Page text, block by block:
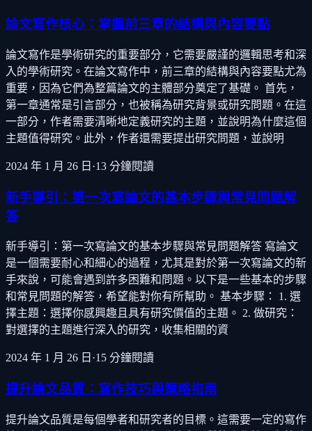
論文寫作核心：掌握前三章的結構與內容要點
論文寫作是學術研究的重要部分，它需要嚴謹的邏輯思考和深
入的學術研究。在論文寫作中，前三章的結構與內容要點尤為
重要，因為它們為整篇論文的主體部分奠定了基礎。 首先，
第一章通常是引言部分，也被稱為研究背景或研究問題。在這
一部分，作者需要清晰地定義研究的主題，並說明為什麼這個
主題值得研究。此外，作者還需要提出研究問題，並說明
2024 年 1 月 26 日 ·13 分鐘閱讀
新手導引：第一次寫論文的基本步驟與常見問題解
答
新手導引：第一次寫論文的基本步驟與常見問題解答 寫論文
是一個需要耐心和細心的過程，尤其是對於第一次寫論文的新
手來說，可能會遇到許多困難和問題。以下是一些基本的步驟
和常見問題的解答，希望能對你有所幫助。 基本步驟： 1. 選
擇主題：選擇你感興趣且具有研究價值的主題。 2. 做研究：
對選擇的主題進行深入的研究，收集相關的資
2024 年 1 月 26 日 ·15 分鐘閱讀
提升論文品質：寫作技巧與策略指南
提升論文品質是每個學者和研究者的目標。這需要一定的寫作